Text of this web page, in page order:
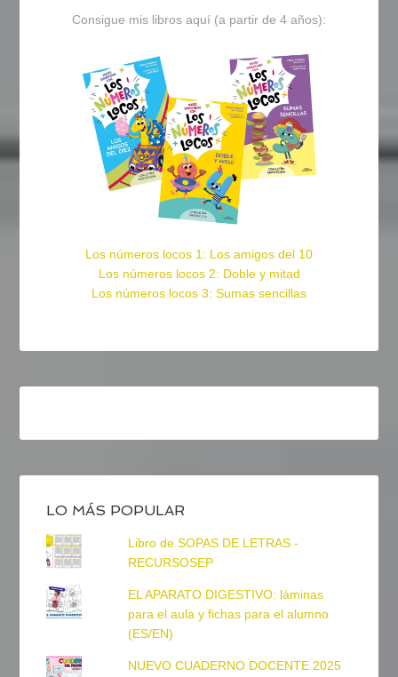
Consigue mis libros aquí (a partir de 4 años):
Los números locos 1: Los amigos del 10
Los números locos 2: Doble y mitad
Los números locos 3: Sumas sencillas
LO MÁS POPULAR
Libro de SOPAS DE LETRAS -
RECURSOSEP
EL APARATO DIGESTIVO: láminas
para el aula y fichas para el alumno
(ES/EN)
NUEVO CUADERNO DOCENTE 2025